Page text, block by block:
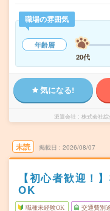
職場の雰囲気
年齢層
20代
気になる!
派遣会社 株式会社
未読 掲載日 2026/08/07
【初心者歓迎！
OK
職種未経験OK 交通費別